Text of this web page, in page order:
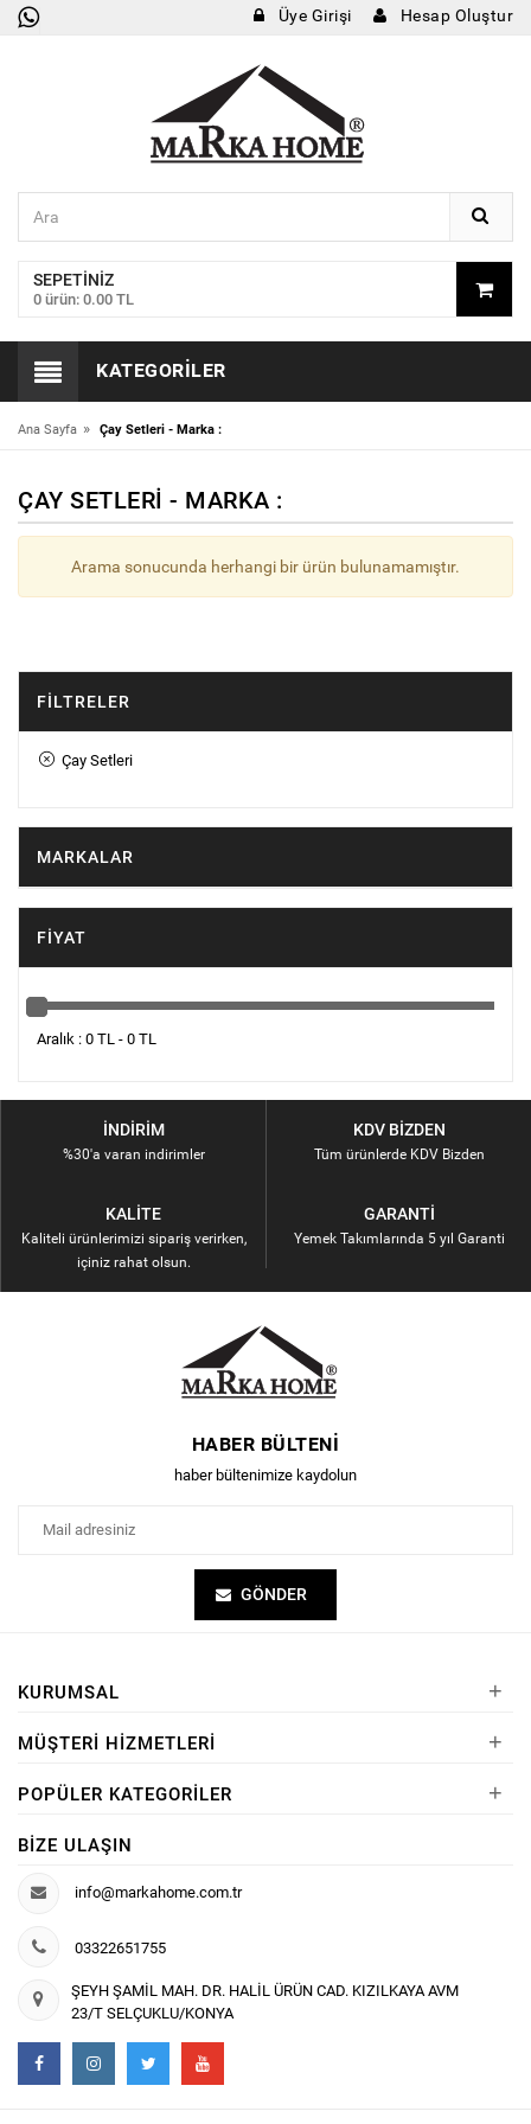
Üye Girişi Hesap Oluştur
SEPETINIZ
0 ürün: 0.00 TL
KATEGORILER
Ana Sayfa » Çay Setleri - Marka :
ÇAY SETLERI - MARKA :
Arama sonucunda herhangi bir ürün bulunamamıştır.
FILTRELER
Çay Setleri
MARKALAR
FIYAT
Aralık : 0 TL - 0 TL
İNDIRIM
%30'a varan indirimler
KDV BIZDEN
Tüm ürünlerde KDV Bizden
KALITE
Kaliteli ürünlerimizi sipariş verirken,
içiniz rahat olsun.
GARANTI
Yemek Takımlarında 5 yıl Garanti
HABER BÜLTENI
haber bültenimize kaydolun
GÖNDER
KURUMSAL +
MÜŞTERI HIZMETLERI +
POPÜLER KATEGORILER +
BIZE ULAŞIN
info@markahome.com.tr
03322651755
ŞEYH ŞAMİL MAH. DR. HALİL ÜRÜN CAD. KIZILKAYA AVM
23/T SELÇUKLU/KONYA